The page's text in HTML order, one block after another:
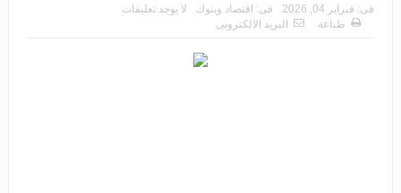
فى: فبراير 04, 2026 فى: اقتصاد وبنوك
لا يوجد تعليقات
طباعة
البريد الالكترونى